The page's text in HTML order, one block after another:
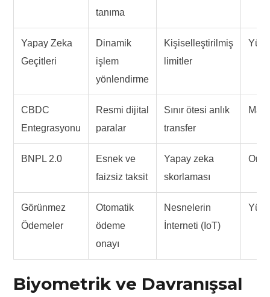
tanıma
Yapay Zeka
Geçitleri
Dinamik
işlem
yönlendirme
Kişiselleştirilmiş
limitler
CBDC
Entegrasyonu
Resmi dijital
paralar
Sınır ötesi anlık
transfer
BNPL 2.0
Esnek ve
faizsiz taksit
Yapay zeka
skorlaması
Orta
Görünmez
Ödemeler
Otomatik
ödeme
onayı
Nesnelerin
İnterneti (IoT)
Biyometrik ve Davranışsal